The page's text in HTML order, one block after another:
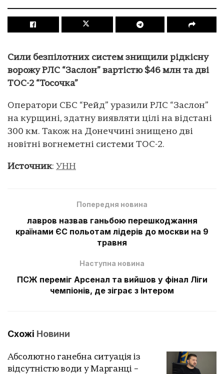
Сили безпілотних систем знищили рідкісну
ворожу РЛС “Заслон” вартістю $46 млн та дві
ТОС-2 “Тосочка”
Оператори СБС “Рейд” уразили РЛС “Заслон”
на курщині, здатну виявляти цілі на відстані
300 км. Також на Донеччині знищено дві
новітні вогнеметні системи ТОС-2.
Источник: УНН
Попередня новина
лавров назвав ганьбою перешкоджання
країнами ЄС польотам лідерів до москви на 9
травня
Наступна новина
ПСЖ переміг Арсенал та вийшов у фінал Ліги
чемпіонів, де зіграє з Інтером
Схожі Новини
Абсолютно ганебна ситуація із
відсутністю води у Марганці –